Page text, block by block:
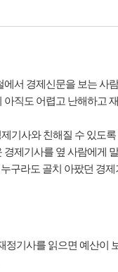
서 경제신문을 보는 사
직도 어렵고 난해하고
기사와 친해질 수 있도
제기사를 옆 사람에게
구라도 골치 아팠던 경
정기사를 읽으면 예산이